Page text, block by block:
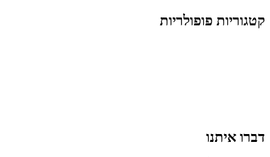
קטגוריות פופולריות
דברו איתנו